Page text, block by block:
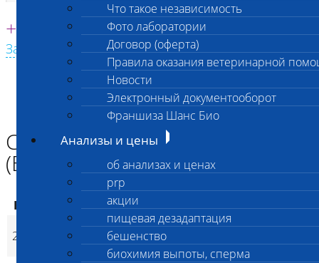
Единая круглосуточная справочная
+7 495 260 0 260
Заказать звонок с сайта
Что такое независимость
Фото лаборатории
Договор (оферта)
Правила оказания ветеринарной
Новости
Электронный документооборот
Франшиза Шанс Био
Анализы и цены
об анализах и ценах
prp
акции
пищевая дезадаптация
бешенство
биохимия выпоты, сперма
Главная страница
Анализы и цены
ГЕНЕТИКА СОБАК
Синдром Барде-Бидля 2 (BBS2)
Синдром Барде-Бидля 2
(BBS2)
Код Наименование услуг
Цена, руб.
2766
Синдром Барде-
Бидля 2 (BBS2)